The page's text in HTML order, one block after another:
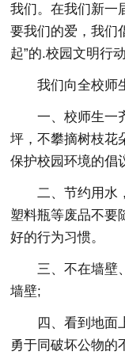
我们。在我们新一
要我们的爱，我们
起”的.校园文明行动
我们向全校师
一、校师生一
坪，不攀摘树枝花
保护校园环境的倡
二、节约用水
塑料瓶等废品不要
好的行为习惯。
三、不在墙壁
墙壁;
四、看到地面
勇于同破坏公物的